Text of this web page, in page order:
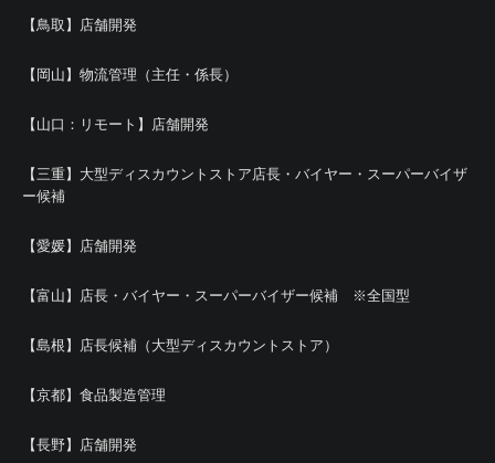
【鳥取】店舗開発
【岡山】物流管理（主任・係長）
【山口：リモート】店舗開発
【三重】大型ディスカウントストア店長・バイヤー・スーパーバイザ
ー候補
【愛媛】店舗開発
【富山】店長・バイヤー・スーパーバイザー候補 ※全国型
【島根】店長候補（大型ディスカウントストア）
【京都】食品製造管理
【長野】店舗開発